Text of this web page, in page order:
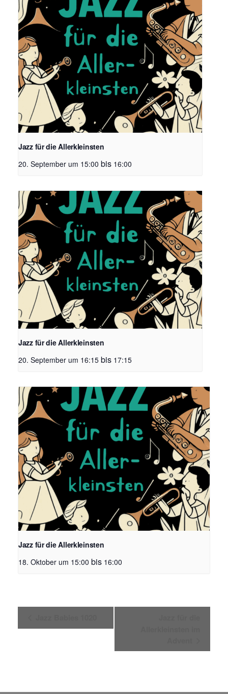
Jazz für die Allerkleinsten
20. September um 15:00 bis 16:00
Jazz für die Allerkleinsten
20. September um 16:15 bis 17:15
Jazz für die Allerkleinsten
18. Oktober um 15:00 bis 16:00
e